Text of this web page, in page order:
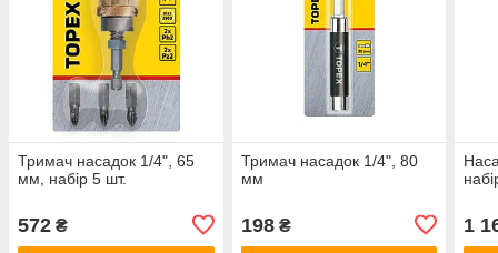
Тримач насадок 1/4", 65
мм, набір 5 шт.
572 ₴
Тримач насадок 1/4", 80
мм
198₴ 1